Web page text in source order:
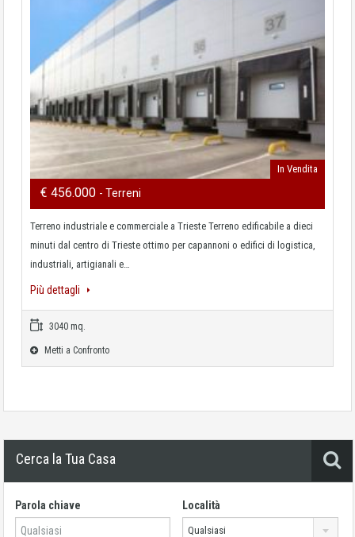
In Vendita
€ 456.000 - Terreni
Terreno industriale e commerciale a Trieste Terreno edificabile a dieci
minuti dal centro di Trieste ottimo per capannoni o edifici di logistica,
industriali, artigianali e…
Più dettagli
3040 mq.
Metti a Confronto
Cerca la Tua Casa
Parola chiave Località
Qualsiasi